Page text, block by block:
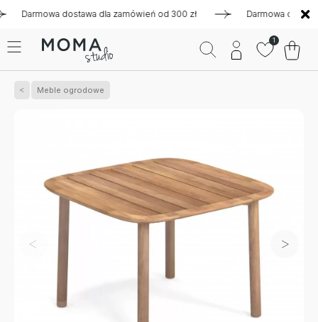
dostawa dla zamówień od 300 zł Darmowa dostawa
1
Meble ogrodowe